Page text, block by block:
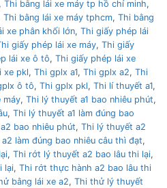
, Thi bằng lái xe máy tp hồ chí minh,
Thi bằng lái xe máy tphcm, Thi bằng
xe phân khối lớn, Thi giấy phép lái
giấy phép lái xe máy, Thi giấy
lái xe ô tô, Thi giấy phép lái xe
xe pkl, Thi gplx a1, Thi gplx a2, Thi
ô tô, Thi gplx pkl, Thi lí thuyết a1,
máy, Thi lý thuyết a1 bao nhiêu phút,
, Thi lý thuyết a1 làm đúng bao
bao nhiêu phút, Thi lý thuyết a2
làm đúng bao nhiêu câu thì đạt,
, Thi rớt lý thuyết a2 bao lâu thi lại,
lại, Thi rớt thực hành a2 bao lâu thi
bằng lái xe a2, Thi thử lý thuyết